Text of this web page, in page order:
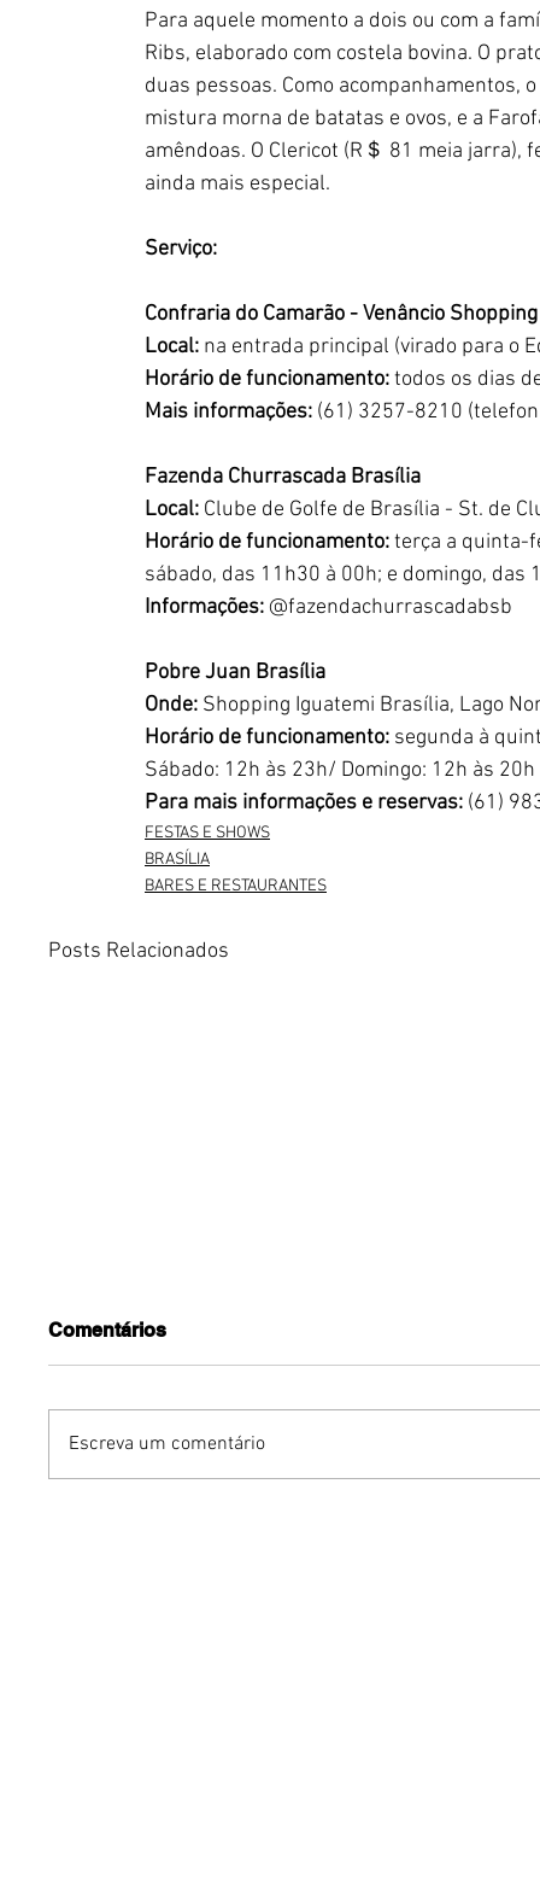
Para aquele momento a dois ou com a
Ribs, elaborado com costela bovina. O
duas pessoas. Como acompanhamentos,
mistura morna de batatas e ovos, e a
amêndoas. O Clericot (R＄ 81 meia
ainda mais especial.
Serviço:
Confraria do Camarão - Venâncio Shopping
Local: na entrada principal (virado para o
Horário de funcionamento: todos os dias
Mais informações: (61) 3257-8210
Fazenda Churrascada Brasília
Local: Clube de Golfe de Brasília - St. de
Horário de funcionamento: terça a quinta-
sábado, das 11h30 à 00h; e domingo, das
Informações: @fazendachurrascadabsb
Pobre Juan Brasília
Onde: Shopping Iguatemi Brasília, Lago
Horário de funcionamento: segunda à
Sábado: 12h às 23h/ Domingo: 12h às 20h
Para mais informações e reservas: (61)
FESTAS E SHOWS
BRASÍLIA
BARES E RESTAURANTES
Posts Relacionados
Comentários
Escreva um comentário